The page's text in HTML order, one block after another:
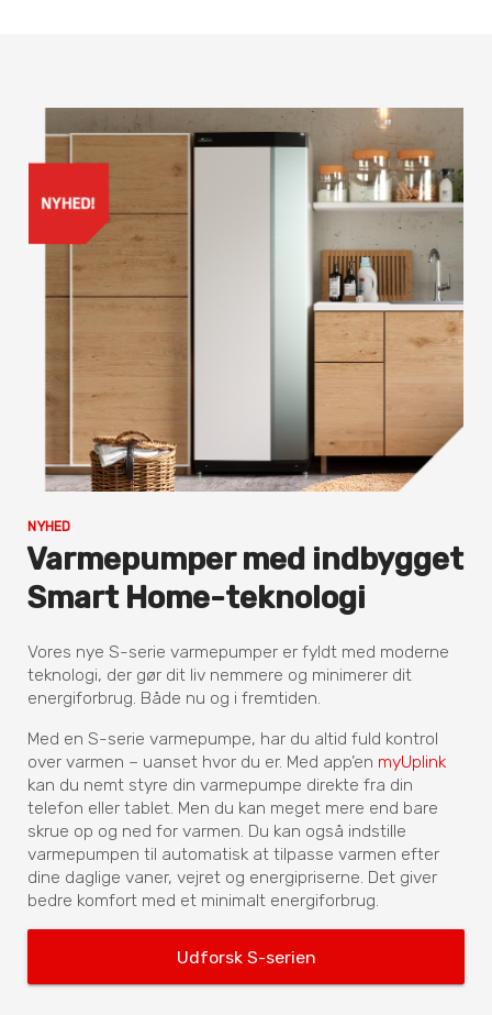
NYHED
Varmepumper med indbygget
Smart Home-teknologi
Vores nye S-serie varmepumper er fyldt med moderne
teknologi, der gør dit liv nemmere og minimerer dit
energiforbrug. Både nu og i fremtiden.
Med en S-serie varmepumpe, har du altid fuld kontrol
over varmen – uanset hvor du er. Med app’en myUplink
kan du nemt styre din varmepumpe direkte fra din
telefon eller tablet. Men du kan meget mere end bare
skrue op og ned for varmen. Du kan også indstille
varmepumpen til automatisk at tilpasse varmen efter
dine daglige vaner, vejret og energipriserne. Det giver
bedre komfort med et minimalt energiforbrug.
Udforsk S-serien